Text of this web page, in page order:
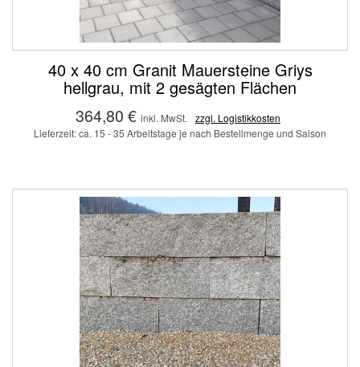
40 x 40 cm Granit Mauersteine Griys
hellgrau, mit 2 gesägten Flächen
364,80 € inkl. MwSt.
zzgl. Logistikkosten
Lieferzeit: ca. 15 - 35 Arbeitstage je nach Bestellmenge und Saison